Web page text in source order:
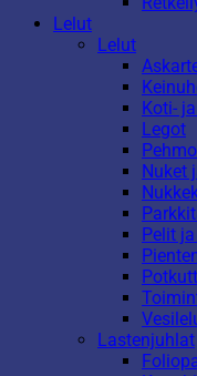
Lelut
Lelut
Koti-
Legot
Nuket
Pelit
Lastenjuhlat